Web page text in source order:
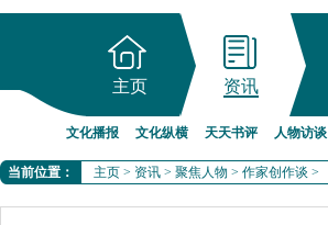
主页 资讯
文化播报 文化纵横 天天书评 人物访谈
当前位置： 主页 > 资讯 > 聚焦人物 > 作家创作谈 >